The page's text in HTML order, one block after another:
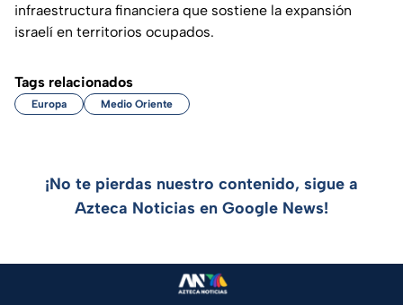
infraestructura financiera que sostiene la expansión
israelí en territorios ocupados.
Tags relacionados
Europa Medio Oriente
¡No te pierdas nuestro contenido, sigue a
Azteca Noticias en Google News!